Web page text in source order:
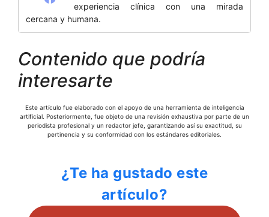
experiencia clínica con una mirada
cercana y humana.
Contenido que podría
interesarte
Este artículo fue elaborado con el apoyo de una herramienta de inteligencia
artificial. Posteriormente, fue objeto de una revisión exhaustiva por parte de un
periodista profesional y un redactor jefe, garantizando así su exactitud, su
pertinencia y su conformidad con los estándares editoriales.
¿Te ha gustado este
artículo?